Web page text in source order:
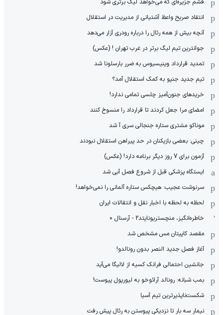
قشم جزیره‌ای که می‌خواهد لیگ برتری شود
انتقاد صریح واعظ آشتیانی از مدیریت در استقلال
آنچه بیش از همه رئال را درباره رودری آزار می‌دهد
جوانترین تیم لیگ برتر در غرب تهران ! (عکس)
تمدید قرارداد وینیسیوس به ضرر بارسلونا شد
تیم جدید جنپو به کمک استقلال آمد؟
خریدهای جنون‌آمیز چلسی تمامی ندارد!
امضای مرا جعل کردند تا قرارداد را منسوخ کنند
موناکو مشتری ستاره جنجالی سری آ شد
چینی: بعضی بازیکنان در حد پیراهن استقلال نبودند
آزمون برای 7 روز دیگر برنامه دارد! (عکس)
ایستگاه پزشکی قبل از شروع فصل آبی شد
سرنوشت عجیب: هیچکس ستاره آلمانی را نمی‌خواهد!
لحظه به لحظه با اخبار نقل و انتقالات ایران
خاطره‌انگیز، منچستریونایتد2 - آرسنال 0
مقصد کاپیتان مس مشخص شد
آغاز فصل جدید النصر بدون رونالدو!
جانشین احتمالی فرانک کسیه از لالیگا می‌آید
بمب شبانه: رونالد آرائوخو به لیورپول پیوست!
شکست‌ناپذیرترین تیم آسیا
نیمار سه بار تا نزدیکی پیوستن به رئال پیش رفت